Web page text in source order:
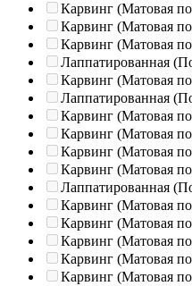
Карвинг (Матовая
Карвинг (Матовая
Карвинг (Матовая
Лаппатированная
Карвинг (Матовая
Лаппатированная
Карвинг (Матовая
Карвинг (Матовая
Карвинг (Матовая
Карвинг (Матовая
Лаппатированная
Карвинг (Матовая
Карвинг (Матовая
Карвинг (Матовая
Карвинг (Матовая
Карвинг (Матовая